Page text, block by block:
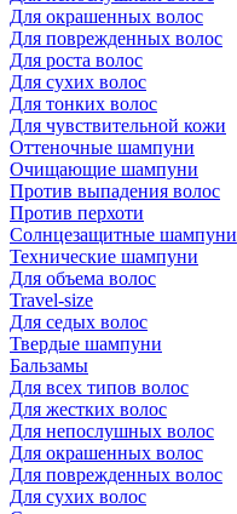
Для окрашенных волос
Для поврежденных волос
Для роста волос
Для сухих волос
Для тонких волос
Для чувствительной кожи
Оттеночные шампуни
Очищающие шампуни
Против выпадения волос
Против перхоти
Солнцезащитные шампуни
Технические шампуни
Для объема волос
Travel-size
Для седых волос
Твердые шампуни
Бальзамы
Для всех типов волос
Для жестких волос
Для непослушных волос
Для окрашенных волос
Для поврежденных волос
Для сухих волос